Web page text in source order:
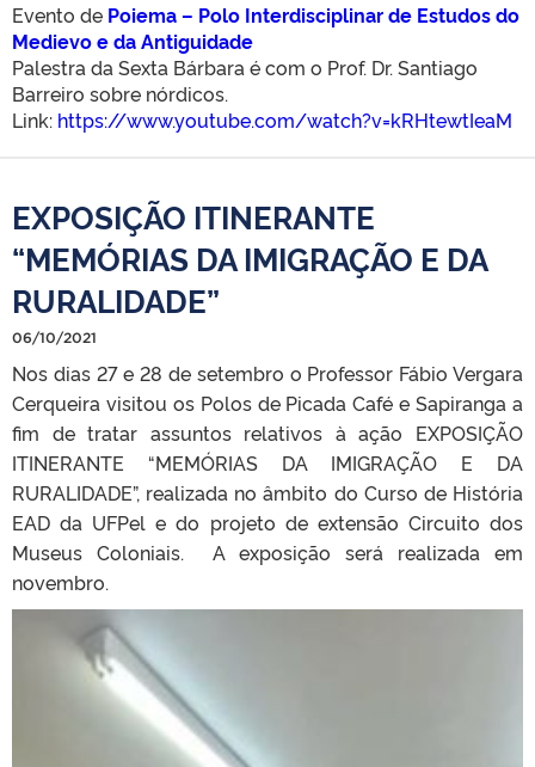
Evento de Poiema – Polo Interdisciplinar de Estudos do
Medievo e da Antiguidade
Palestra da Sexta Bárbara é com o Prof. Dr. Santiago
Barreiro sobre nórdicos.
Link: https://www.youtube.com/watch?v=kRHtewtIeaM
EXPOSIÇÃO ITINERANTE
“MEMÓRIAS DA IMIGRAÇÃO E DA
RURALIDADE”
06/10/2021
Nos dias 27 e 28 de setembro o Professor Fábio Vergara
Cerqueira visitou os Polos de Picada Café e Sapiranga a
fim de tratar assuntos relativos à ação EXPOSIÇÃO
ITINERANTE “MEMÓRIAS DA IMIGRAÇÃO E DA
RURALIDADE”, realizada no âmbito do Curso de História
EAD da UFPel e do projeto de extensão Circuito dos
Museus Coloniais. A exposição será realizada em
novembro.